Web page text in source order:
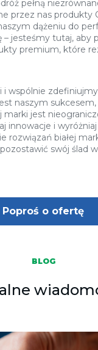
pełną
przez nas produkty
dążeniu do
– jesteśmy tutaj, aby
premium, które
i wspólnie
naszym sukcesem,
marki jest
innowacje i wyróżniaj
rozwiązań białej
swój ślad
Poproś o ofertę
BLOG